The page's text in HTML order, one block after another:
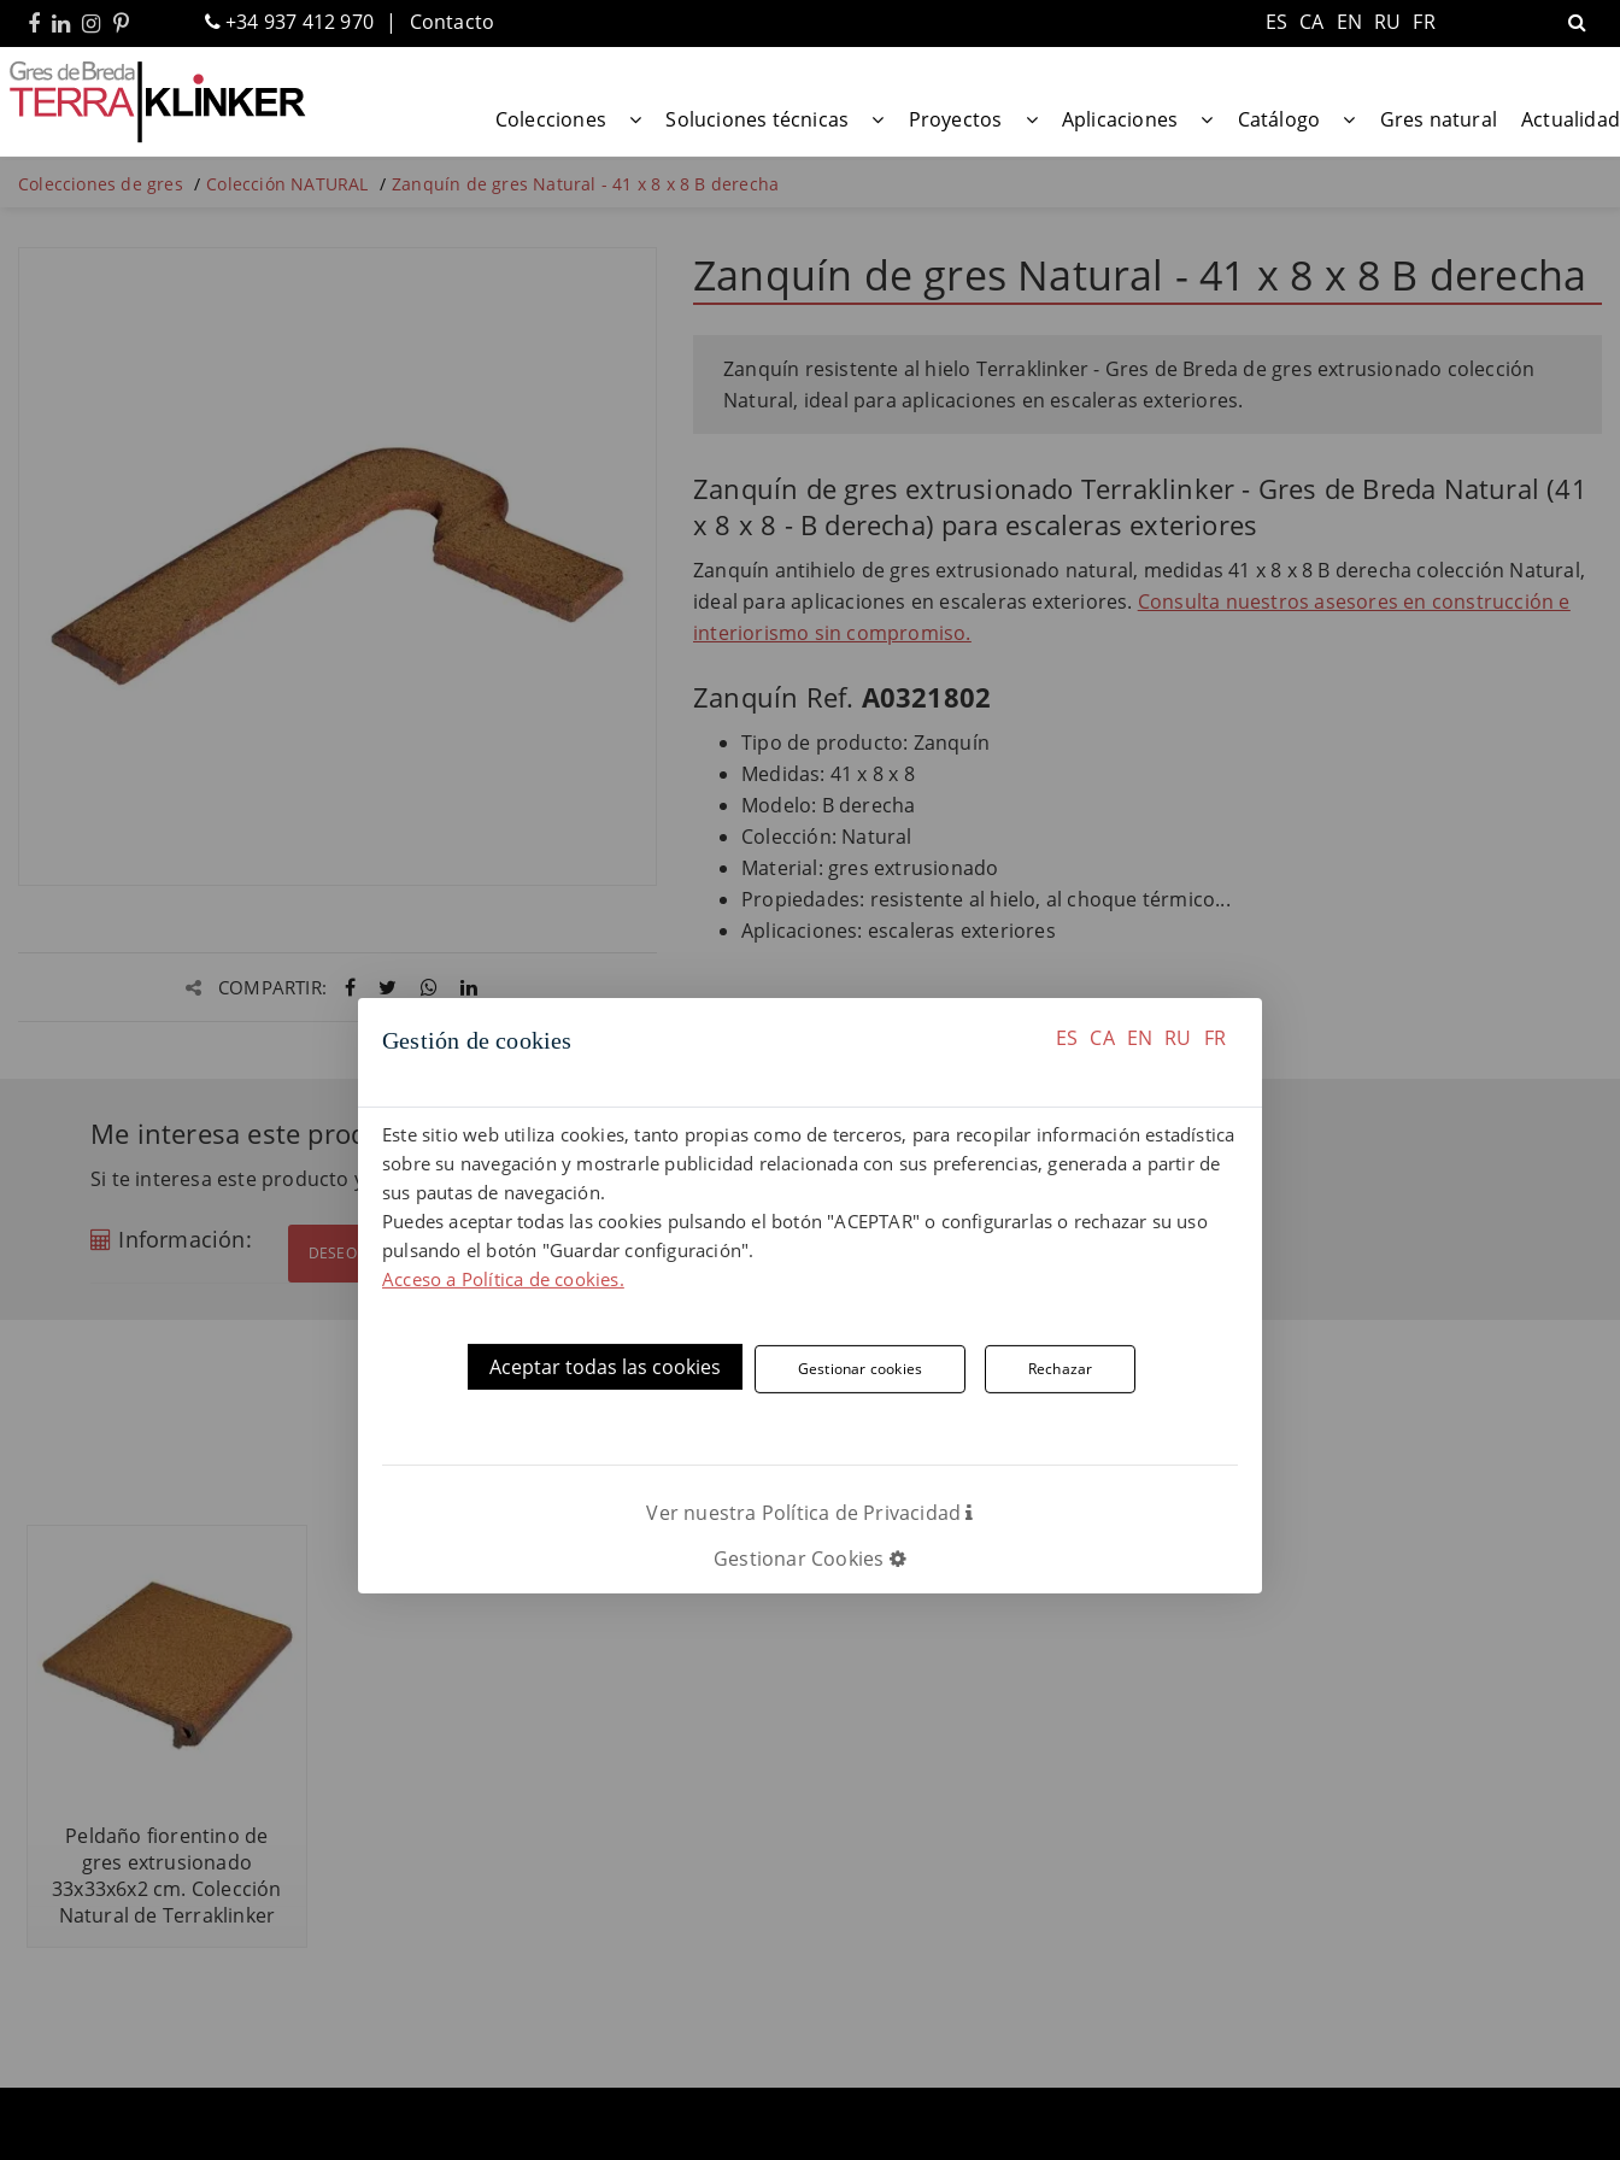
+34 937 412 970 Contacto ES CA EN RU FR
Colecciones Soluciones técnicas Proyectos Aplicaciones Catálogo Gres natural Actualidad
Colecciones de gres Colección NATURAL Zanquín de gres Natural - 41 x 8 x 8 B derecha
COMPARTIR:
Zanquín de gres Natural - 41 x 8 x 8 B derecha
Zanquín resistente al hielo Terraklinker - Gres de Breda de gres extrusionado colección
Natural, ideal para aplicaciones en escaleras exteriores.
Zanquín de gres extrusionado Terraklinker - Gres de Breda Natural (41
x 8 x 8 - B derecha) para escaleras exteriores
Zanquín antihielo de gres extrusionado natural, medidas 41 x 8 x 8 B derecha colección Natural,
ideal para aplicaciones en escaleras exteriores. Consulta nuestros asesores en construcción e
interiorismo sin compromiso.
Zanquín Ref. A0321802
Tipo de producto: Zanquín
Medidas: 41 x 8 x 8
Modelo: B derecha
Colección: Natural
Material: gres extrusionado
Propiedades: resistente al hielo, al choque térmico...
Aplicaciones: escaleras exteriores
Me interesa este producto
Si te interesa este producto y quieres más información, contáctanos.
Información: DESEO MÁS INFORMACIÓN
Peldaño fiorentino de
gres extrusionado
33x33x6x2 cm. Colección
Natural de Terraklinker
Gestión de cookies ES CA EN RU FR
Este sitio web utiliza cookies, tanto propias como de terceros, para recopilar información estadística
sobre su navegación y mostrarle publicidad relacionada con sus preferencias, generada a partir de
sus pautas de navegación.
Puedes aceptar todas las cookies pulsando el botón "ACEPTAR" o configurarlas o rechazar su uso
pulsando el botón "Guardar configuración".
Acceso a Política de cookies.
Aceptar todas las cookies Gestionar cookies Rechazar
Ver nuestra Política de Privacidad
Gestionar Cookies